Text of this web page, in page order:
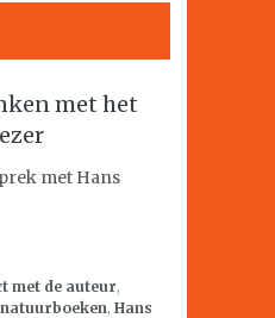
met het
met Hans
met de auteur,
natuurboeken, Hans